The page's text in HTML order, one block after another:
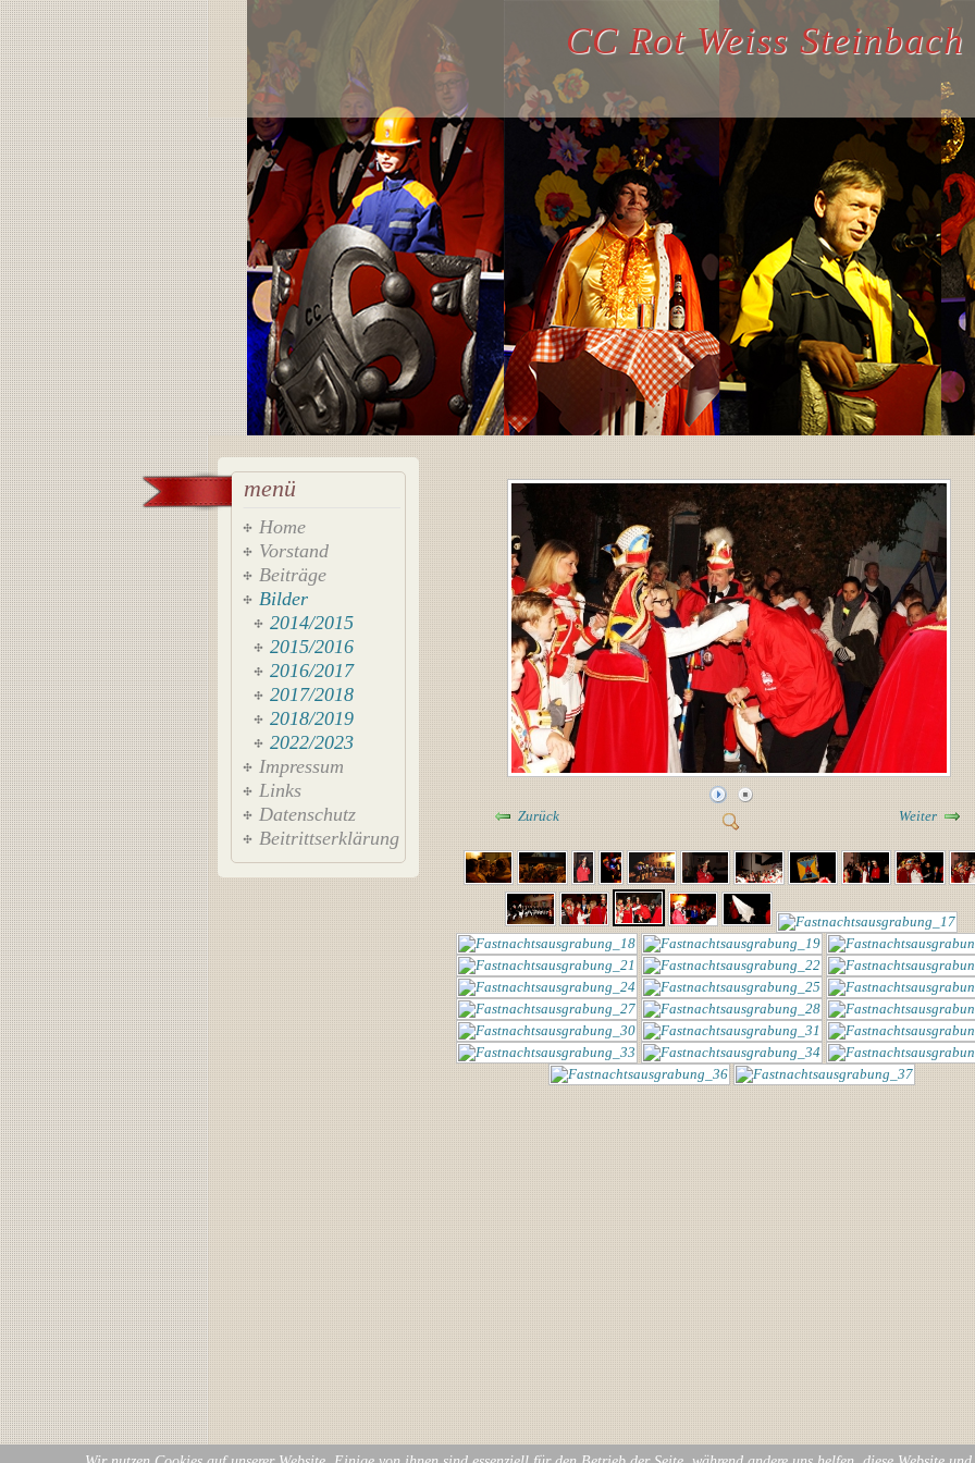
CC Rot Weiss Steinbach
menü
Home
Vorstand
Beiträge
Bilder
2014/2015
2015/2016
2016/2017
2017/2018
2018/2019
2022/2023
Impressum
Links
Datenschutz
Beitrittserklärung
Zurück Weiter